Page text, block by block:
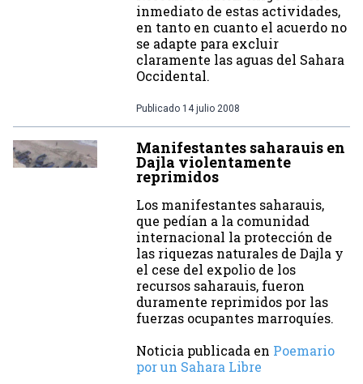
inmediato de estas actividades,
en tanto en cuanto el acuerdo no
se adapte para excluir
claramente las aguas del Sahara
Occidental.
Publicado 14 julio 2008
Manifestantes saharauis en
Dajla violentamente
reprimidos
Los manifestantes saharauis,
que pedían a la comunidad
internacional la protección de
las riquezas naturales de Dajla y
el cese del expolio de los
recursos saharauis, fueron
duramente reprimidos por las
fuerzas ocupantes marroquíes.
Noticia publicada en Poemario
por un Sahara Libre